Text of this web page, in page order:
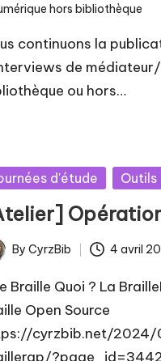
hors bibliothèque
continuons la
de
ou hors…
d'étude Outils
By CyrzBib 4 avril
Braille Quoi ? La
Open Source
cyrzbib.net/